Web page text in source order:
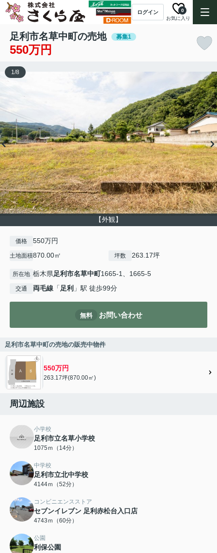
ログイン
お気に入り
0
足利市名草中町の売地 募集1
550万円
【外観】
1/8
価格 550万円
土地面積870.00㎡ 坪数 263.17坪
所在地 栃木県足利市名草中町1665-1、1665-5
交通 両毛線 「足利 」駅 徒歩99分
無料 お問い合わせ
足利市名草中町の売地の販売中物件
550万円
263.17坪(870.00㎡)
周辺施設
小学校
足利市立名草小学校
1075ｍ（14分）
中学校
足利市立北中学校
4144ｍ（52分）
コンビニエンスストア
セブンイレブン 足利赤松台入口店
4743ｍ（60分）
公園
利保公園